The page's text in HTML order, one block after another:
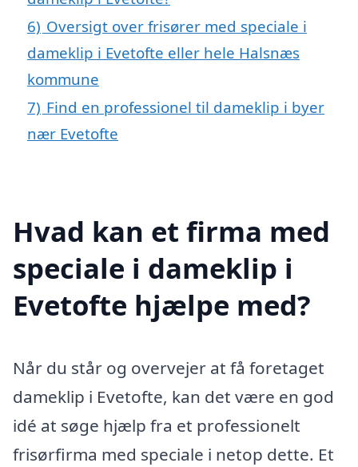
6) Oversigt over frisører med speciale i
dameklip i Evetofte eller hele Halsnæs
kommune
7) Find en professionel til dameklip i byer
nær Evetofte
Hvad kan et firma med
speciale i dameklip i
Evetofte hjælpe med?
Når du står og overvejer at få foretaget
dameklip i Evetofte, kan det være en god
idé at søge hjælp fra et professionelt
frisørfirma med speciale i netop dette. Et